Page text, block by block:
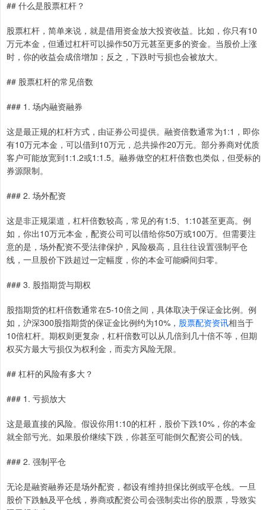
## 什么是股票杠杆？
股票杠杆，简单来说，就是借用资金放大投资收益。比如，你只有10
万元本金，但通过杠杆可以操作50万元甚至更多的资金。当股价上涨
时，你的收益会成倍增加；反之，下跌时亏损也会被放大。
## 股票杠杆的常见倍数
### 1. 场内融资融券
这是最正规的杠杆方式，由证券公司提供。融资倍数通常为1:1，即你
有10万元本金，可以借到10万元，总共操作20万元。部分券商对优质
客户可能放宽到1:1.2或1:1.5。融券做空的杠杆倍数也类似，但受标的
券源限制。
### 2. 场外配资
这是非正规渠道，杠杆倍数较高，常见的有1:5、1:10甚至更高。例
如，你出10万元本金，配资公司可以借给你50万或100万。但需要注
意的是，场外配资不受法律保护，风险极高，且往往设置强制平仓
线，一旦股价下跌超过一定幅度，你的本金可能瞬间归零。
### 3. 股指期货与期权
股指期货的杠杆倍数通常在5-10倍之间，具体取决于保证金比例。例
如，沪深300股指期货的保证金比例约为10%， 股票配资资讯相当于
10倍杠杆。期权则更复杂，杠杆倍数可以从几倍到几十倍不等，但期
权买方最大亏损仅为权利金，而卖方风险无限。
## 杠杆的风险有多大？
### 1. 亏损放大
这是最直接的风险。假设你用1:10的杠杆，股价下跌10%，你的本金
就全部亏光。如果股价继续下跌，你甚至可能倒欠配资公司的钱。
### 2. 强制平仓
无论是融资融券还是场外配资，都设有维持担保比例或平仓线。一旦
股价下跌触及平仓线，券商或配资公司会强制卖出你的股票，导致实